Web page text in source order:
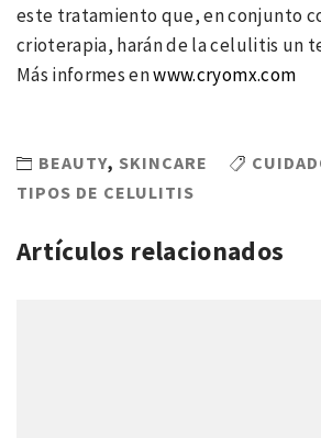
este tratamiento que, en conjunto
crioterapia, harán de la celulitis un
Más informes enwww.cryomx.com
BEAUTY, SKINCARE
TIPOS DE CELULITIS
Artículos relacionados